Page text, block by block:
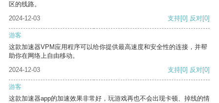
区的线路。
2024-12-03
支持[0] 反对[0]
游客
这款加速器VPM应用程序可以给你提供最高速度和安全性的连接，并帮
助你在网络上自由移动。
2024-12-03
支持[0] 反对[0]
游客
这款加速器app的加速效果非常好，玩游戏再也不会出现卡顿、掉线的情